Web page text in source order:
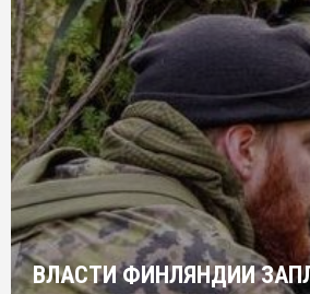
ВЛАСТИ ФИНЛЯНДИИ